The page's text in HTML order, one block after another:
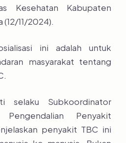
Kesehatan Kabupaten
(12/11/2024).
ini adalah untuk
masyarakat tentang
selaku Subkoordinator
Penyakit
penyakit TBC ini